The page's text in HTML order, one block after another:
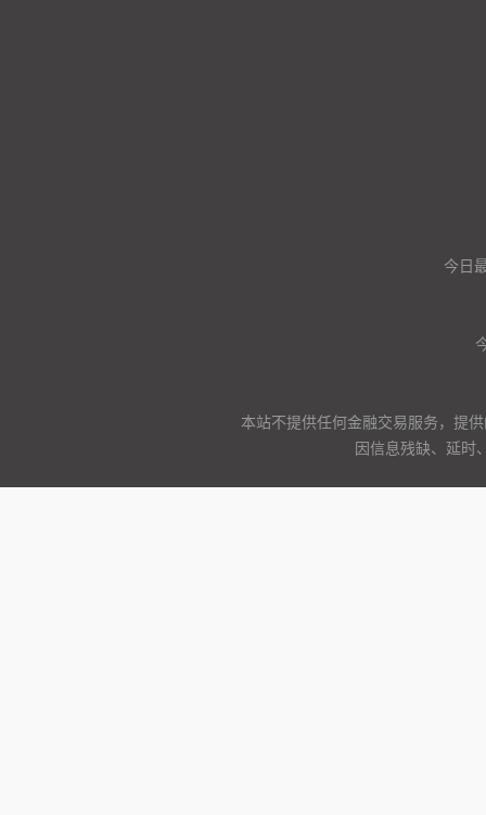
今日
本站不提供任何金融交易服务，提
因信息残缺、延时